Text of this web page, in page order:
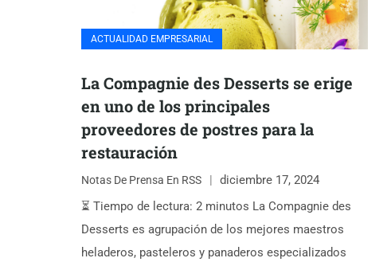
ACTUALIDAD EMPRESARIAL
La Compagnie des Desserts se erige
en uno de los principales
proveedores de postres para la
restauración
Notas De Prensa En RSS
diciembre 17, 2024
⏳ Tiempo de lectura: 2 minutos La Compagnie des
Desserts es agrupación de los mejores maestros
heladeros, pasteleros y panaderos especializados